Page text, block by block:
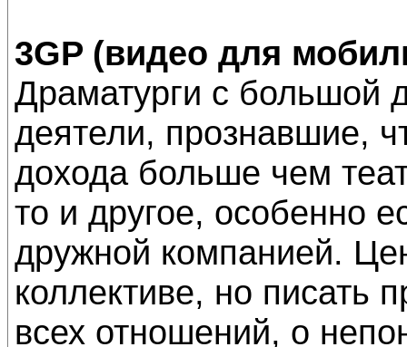
3GP (видео для
Драматурги с большой
деятели, прознавшие,
дохода больше чем
то и другое, особенно
дружной компанией.
коллективе, но писать
всех отношений, о